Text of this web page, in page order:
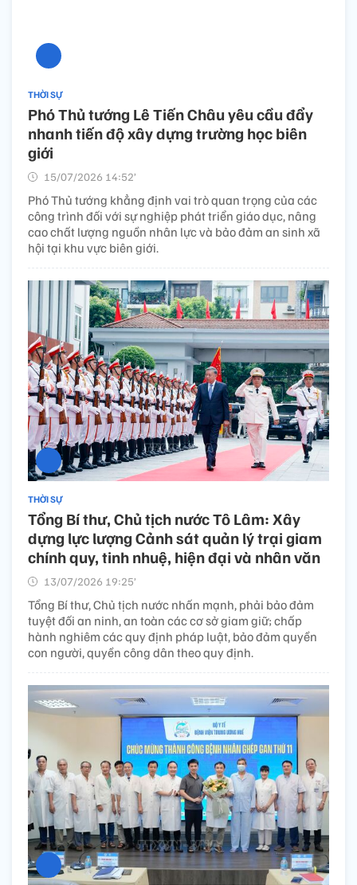
THỜI SỰ
Phó Thủ tướng Lê Tiến Châu yêu cầu đẩy
nhanh tiến độ xây dựng trường học biên
giới
15/07/2026 14:52’
Phó Thủ tướng khẳng định vai trò quan trọng của các
công trình đối với sự nghiệp phát triển giáo dục, nâng
cao chất lượng nguồn nhân lực và bảo đảm an sinh xã
hội tại khu vực biên giới.
THỜI SỰ
Tổng Bí thư, Chủ tịch nước Tô Lâm: Xây
dựng lực lượng Cảnh sát quản lý trại giam
chính quy, tinh nhuệ, hiện đại và nhân văn
13/07/2026 19:25’
Tổng Bí thư, Chủ tịch nước nhấn mạnh, phải bảo đảm
tuyệt đối an ninh, an toàn các cơ sở giam giữ; chấp
hành nghiêm các quy định pháp luật, bảo đảm quyền
con người, quyền công dân theo quy định.